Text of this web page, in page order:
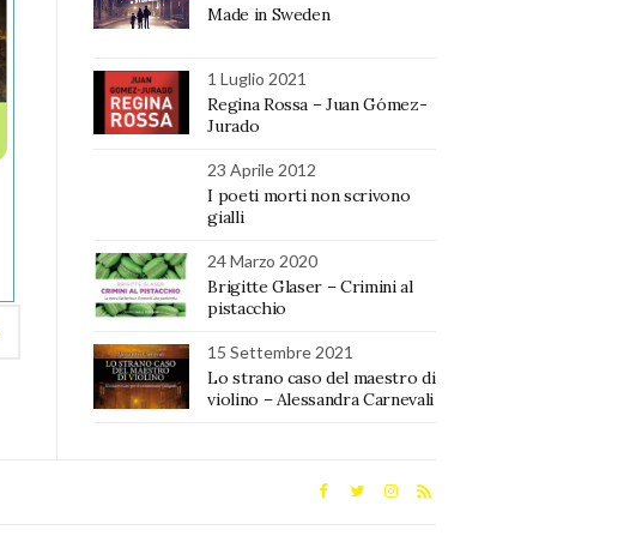
Made in Sweden
1 Luglio 2021
Regina Rossa – Juan Gómez-
Jurado
23 Aprile 2012
I poeti morti non scrivono
gialli
24 Marzo 2020
Brigitte Glaser – Crimini al
pistacchio
15 Settembre 2021
Lo strano caso del maestro di
violino – Alessandra Carnevali